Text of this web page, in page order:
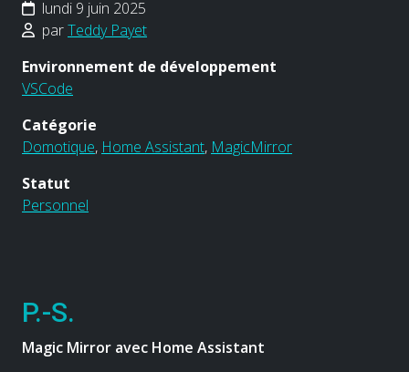
lundi 9 juin 2025
parTeddy Payet
Environnement de développement
VSCode
Catégorie
Domotique, Home Assistant, MagicMirror
Statut
Personnel
P.-S.
Magic Mirror avec Home Assistant